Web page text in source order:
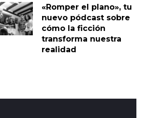
«Romper el plano», tu
nuevo pódcast sobre
cómo la ficción
transforma nuestra
realidad